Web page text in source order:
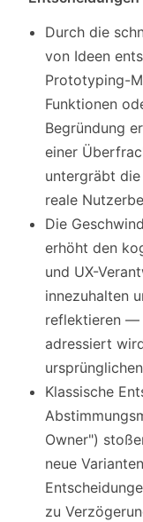
Durch die
von Ideen
Prototyping-
Funktionen
Begründung
einer
untergräbt
reale
Die
erhöht den
und UX-
innezuhalten
reflektieren —
adressiert
Klassische
Owner")
neue
zu